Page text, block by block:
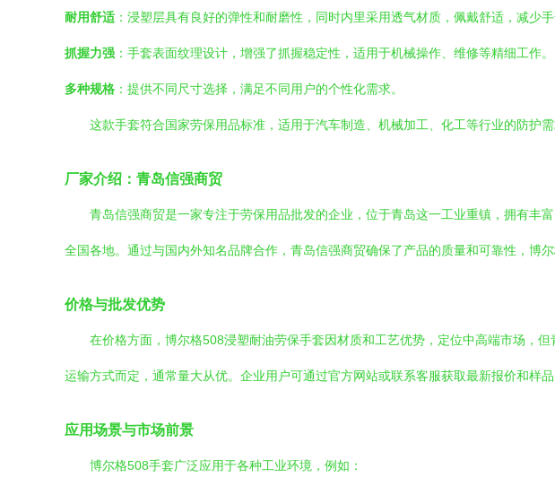
耐用舒适 ：浸塑层具有良好的弹性和耐磨性，同时内里采用透气材质，佩戴舒适，减少手
抓握力强 ：手套表面纹理设计，增强了抓握稳定性，适用于机械操作、维修等精细工作。
多种规格 ：提供不同尺寸选择，满足不同用户的个性化需求。
这款手套符合国家劳保用品标准，适用于汽车制造、机械加工、化工等行业的防护需
厂家介绍：青岛信强商贸
青岛信强商贸是一家专注于劳保用品批发的企业，位于青岛这一工业重镇，拥有丰
全国各地。通过与国内外知名品牌合作，青岛信强商贸确保了产品的质量和可靠性，博
价格与批发优势
在价格方面，博尔格508浸塑耐油劳保手套因材质和工艺优势，定位中高端市场，
运输方式而定，通常量大从优。企业用户可通过官方网站或联系客服获取最新报价和样
应用场景与市场前景
博尔格508手套广泛应用于各种工业环境，例如：